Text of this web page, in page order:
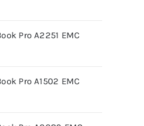
Pro A2251 EMC
Pro A1502 EMC